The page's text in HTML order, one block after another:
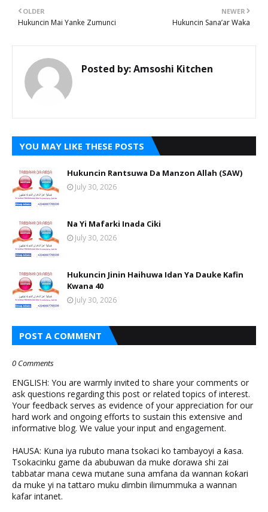
NEWER
Hukuncin Sana’ar Waka
OLDER
Hukuncin Mai Yanke Zumunci
Posted by:Amsoshi Kitchen
YOU MAY LIKE THESE POSTS
Hukuncin Rantsuwa Da Manzon Allah (SAW)
July 30, 2026
Na Yi Mafarki Inada Ciki
July 30, 2026
Hukuncin Jinin Haihuwa Idan Ya Dauke Kafin
Kwana 40
July 30, 2026
POST A COMMENT
0 Comments
ENGLISH: You are warmly invited to share your comments or
ask questions regarding this post or related topics of interest.
Your feedback serves as evidence of your appreciation for our
hard work and ongoing efforts to sustain this extensive and
informative blog. We value your input and engagement.
HAUSA: Kuna iya rubuto mana tsokaci ko tambayoyi a ƙasa.
Tsokacinku game da abubuwan da muke ɗorawa shi zai
tabbatar mana cewa mutane suna amfana da wannan ƙoƙari
da muke yi na tattaro muku ɗimbin ilimummuka a wannan
kafar intanet.